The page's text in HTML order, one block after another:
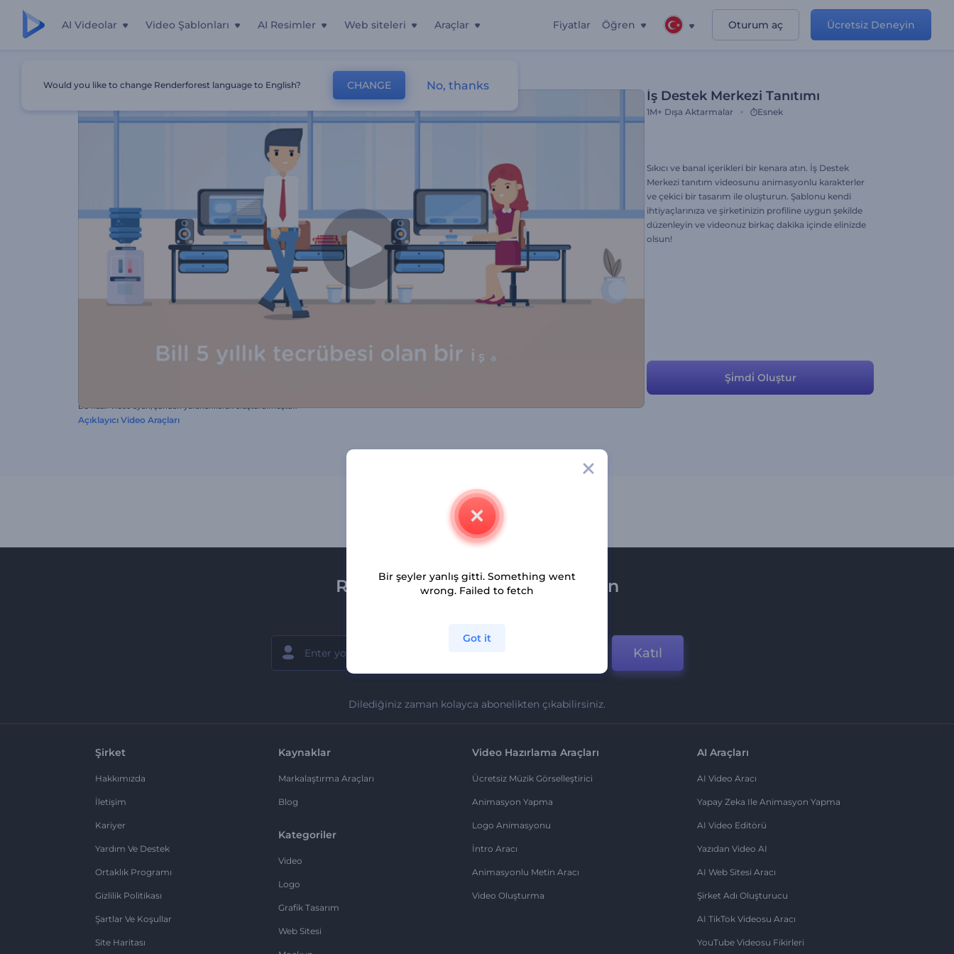
AI Videolar Video Şablonları AI Resimler Web siteleri Araçlar Fiyatlar Öğren Oturum aç Ücretsiz Deneyin
İş Destek Merkezi Tanıtımı
1M+ Dışa Aktarmalar Esnek
Sıkıcı ve banal içerikleri bir kenara atın. İş Destek
Merkezi tanıtım videosunu animasyonlu karakterler
ve çekici bir tasarım ile oluşturun. Şablonu kendi
ihtiyaçlarınıza ve şirketinizin profiline uygun şekilde
düzenleyin ve videonuz birkaç dakika içinde elinizde
olsun!
Şi̇mdi̇ Oluştur
Bu hazır video ayarı, şundan yararlanılarak oluşturulmuştur:
Açıklayıcı Video Araçları
Renderforest bültenine üye olun
Katıl
Dilediğiniz zaman kolayca abonelikten çıkabilirsiniz.
Şirket
Hakkımızda
İletişim
Kariyer
Yardım Ve Destek
Ortaklık Programı
Gizlilik Politikası
Şartlar Ve Koşullar
Site Haritası
Kaynaklar
Markalaştırma Araçları
Blog
Kategoriler
Video
Logo
Grafik Tasarım
Web Sitesi
Video Hazırlama Araçları
Ücretsiz Müzik Görselleştirici
Animasyon Yapma
Logo Animasyonu
İntro Aracı
Animasyonlu Metin Aracı
Video Oluşturma
AI Araçları
AI Video Aracı
Yapay Zeka Ile Animasyon Yapma
AI Video Editörü
Yazıdan Video AI
AI Web Sitesi Aracı
Şirket Adı Oluşturucu
AI TikTok Videosu Aracı
YouTube Videosu Fikirleri
Would you like to change Renderforest language to English? CHANGE No, thanks
Bir şeyler yanlış gitti. Something went
wrong. Failed to fetch
Got it